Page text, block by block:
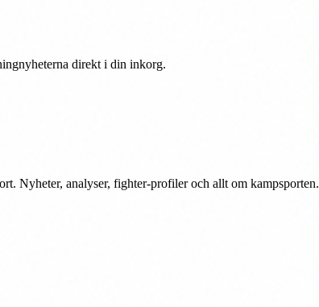
direkt i din inkorg.
Nyheter, analyser, fighter-profiler och allt om kampsporten.